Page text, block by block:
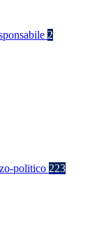
2
politico 223